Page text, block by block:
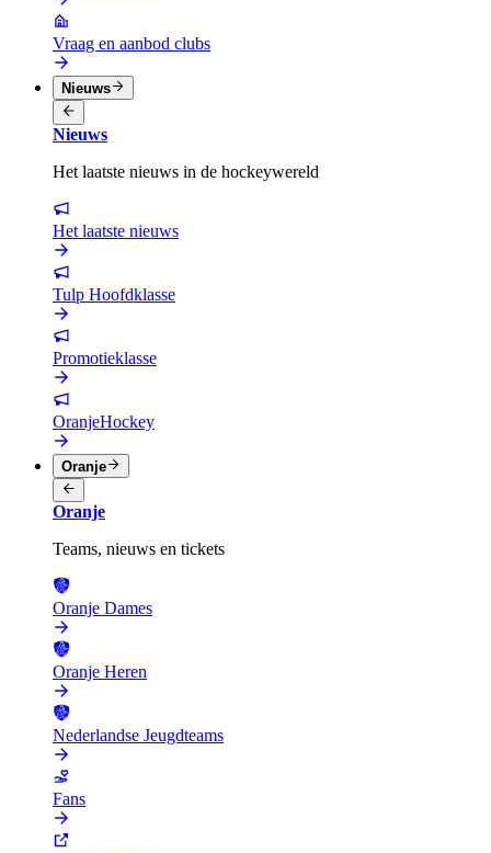
Vraag en aanbod clubs
Nieuws
Nieuws
Het laatste nieuws in de hockeywereld
Het laatste nieuws
Tulp Hoofdklasse
Promotieklasse
OranjeHockey
Oranje
Oranje
Teams, nieuws en tickets
Oranje Dames
Oranje Heren
Nederlandse Jeugdteams
Fans